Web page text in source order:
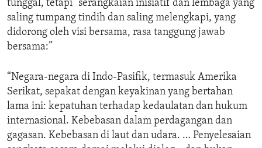
tunggal, tetapi “serangkaian inisiatif dan lembaga yang
saling tumpang tindih dan saling melengkapi, yang
didorong oleh visi bersama, rasa tanggung jawab
bersama:”
“Negara-negara di Indo-Pasifik, termasuk Amerika
Serikat, sepakat dengan keyakinan yang bertahan
lama ini: kepatuhan terhadap kedaulatan dan hukum
internasional. Kebebasan dalam perdagangan dan
gagasan. Kebebasan di laut dan udara. … Penyelesaian